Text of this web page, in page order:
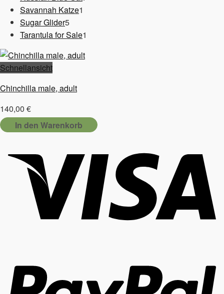
Savannah Katze1
Sugar Glider55
Produkte
Tarantula for Sale1
Schnellansicht
Chinchilla male, adult
140,00 €
In den Warenkorb